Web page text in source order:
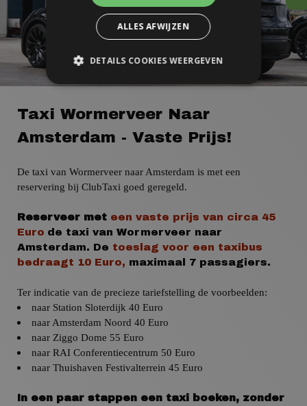
Taxi Wormerveer Naar
Amsterdam - Vaste Prijs!
De taxi van Wormerveer naar Amsterdam is met een
reservering bij ClubTaxi goed geregeld.
Reserveer met een vaste prijs van circa 45
Euro de taxi van Wormerveer naar
Amsterdam. De toeslag voor een taxibus
bedraagt 10 Euro, maximaal 7 passagiers.
Ter indicatie van de precieze tariefstelling de voorbeelden:
naar Station Sloterdijk 40 Euro
naarAmsterdam Noord 40 Euro
naar Ziggo Dome 55 Euro
naar RAI Conferentiecentrum 50 Euro
naar Thuishaven Festivalterrein 45 Euro
In een paar stappen een taxi boeken, zonder
ALLES AFWIJZEN
DETAILS COOKIES WEERGEVEN